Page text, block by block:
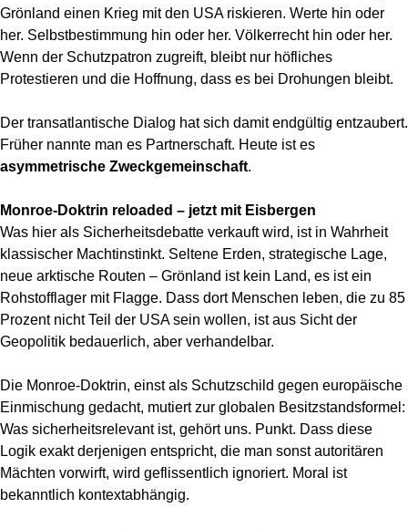
Grönland einen Krieg mit den USA riskieren. Werte hin oder
her. Selbstbestimmung hin oder her. Völkerrecht hin oder her.
Wenn der Schutzpatron zugreift, bleibt nur höfliches
Protestieren und die Hoffnung, dass es bei Drohungen bleibt.
Der transatlantische Dialog hat sich damit endgültig entzaubert.
Früher nannte man es Partnerschaft. Heute ist es
asymmetrische Zweckgemeinschaft.
Monroe-Doktrin reloaded – jetzt mit Eisbergen
Was hier als Sicherheitsdebatte verkauft wird, ist in Wahrheit
klassischer Machtinstinkt. Seltene Erden, strategische Lage,
neue arktische Routen – Grönland ist kein Land, es ist ein
Rohstofflager mit Flagge. Dass dort Menschen leben, die zu 85
Prozent nicht Teil der USA sein wollen, ist aus Sicht der
Geopolitik bedauerlich, aber verhandelbar.
Die Monroe-Doktrin, einst als Schutzschild gegen europäische
Einmischung gedacht, mutiert zur globalen Besitzstandsformel:
Was sicherheitsrelevant ist, gehört uns. Punkt. Dass diese
Logik exakt derjenigen entspricht, die man sonst autoritären
Mächten vorwirft, wird geflissentlich ignoriert. Moral ist
bekanntlich kontextabhängig.